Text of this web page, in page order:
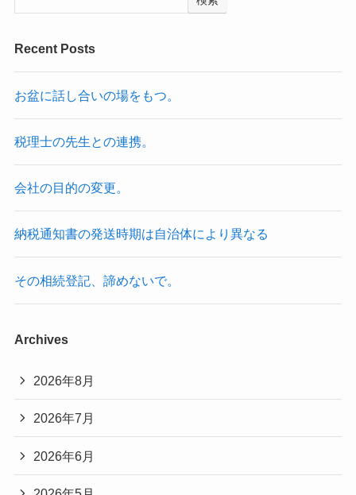
Recent Posts
お盆に話し合いの場をもつ。
税理士の先生との連携。
会社の目的の変更。
納税通知書の発送時期は自治体により異なる
その相続登記、諦めないで。
Archives
2026年8月
2026年7月
2026年6月